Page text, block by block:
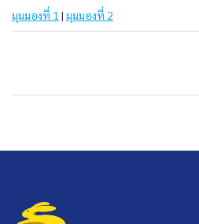
มุมมองที่ 1 | มุมมองที่ 2